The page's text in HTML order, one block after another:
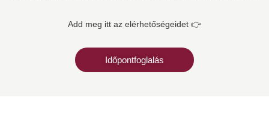
Add meg itt az elérhetőségeidet 👉
Időpontfoglalás